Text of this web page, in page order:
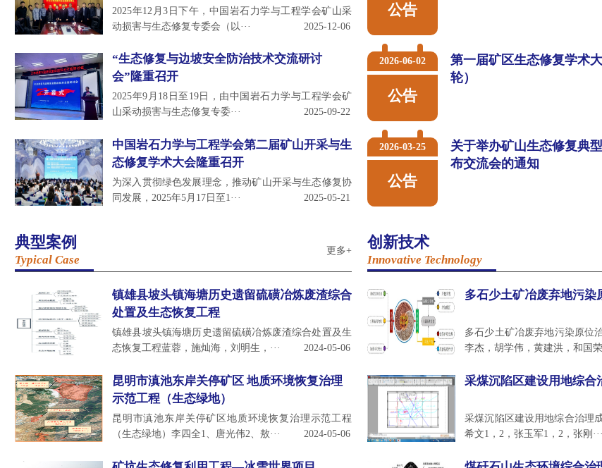
2025年12月3日下午，中国岩石力学与工程学会矿山采
动损害与生态修复专委会（以···
2025-12-06
“生态修复与边坡安全防治技术交流研讨
会”隆重召开
2025年9月18日至19日，由中国岩石力学与工程学会矿
山采动损害与生态修复专委···
2025-09-22
中国岩石力学与工程学会第二届矿山开采与生
态修复学术大会隆重召开
为深入贯彻绿色发展理念，推动矿山开采与生态修复协
同发展，2025年5月17日至1···
2025-05-21
公告
2026-06-02
公告
第一届矿区生态修复学术
轮）
2026-03-25
公告
关于举办矿山生态修复典
布交流会的通知
典型案例
Typical Case
更多+
镇雄县坡头镇海塘历史遗留硫磺冶炼废渣综合
处置及生态恢复工程
镇雄县坡头镇海塘历史遗留硫磺冶炼废渣综合处置及生
态恢复工程蓝蓉，施灿海，刘明生，···
2024-05-06
昆明市滇池东岸关停矿区 地质环境恢复治理
示范工程（生态绿地）
昆明市滇池东岸关停矿区地质环境恢复治理示范工程
（生态绿地）李四全1、唐光伟2、敖···
2024-05-06
创新技术
Innovative Technology
多石少土矿冶废弃地污染
多石少土矿冶废弃地污染原位
李杰，胡学伟，黄建洪，和国荣
采煤沉陷区建设用地综合
采煤沉陷区建设用地综合治理
希文1，2，张玉军1，2，张刚